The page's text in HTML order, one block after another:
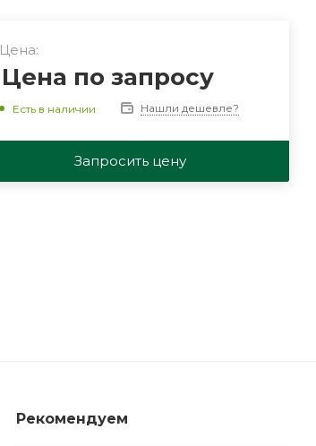
Цена:
Цена по запросу
Есть в наличии Нашли дешевле?
Запросить цену
Рекомендуем